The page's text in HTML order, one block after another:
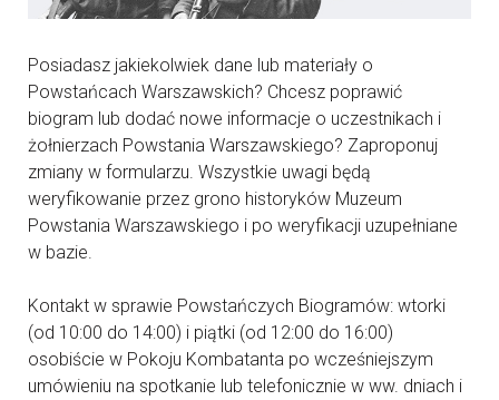
Posiadasz jakiekolwiek dane lub materiały o
Powstańcach Warszawskich? Chcesz poprawić
biogram lub dodać nowe informacje o uczestnikach i
żołnierzach Powstania Warszawskiego? Zaproponuj
zmiany w formularzu. Wszystkie uwagi będą
weryfikowanie przez grono historyków Muzeum
Powstania Warszawskiego i po weryfikacji uzupełniane
w bazie.
Kontakt w sprawie Powstańczych Biogramów: wtorki
(od 10:00 do 14:00) i piątki (od 12:00 do 16:00)
osobiście w Pokoju Kombatanta po wcześniejszym
umówieniu na spotkanie lub telefonicznie w ww. dniach i